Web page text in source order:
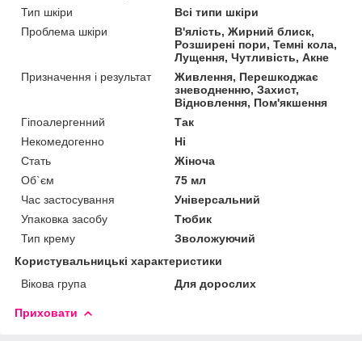
Тип шкіри
Всі типи шкіри
Проблема шкіри
В'ялість, Жирний блиск,
Розширені пори, Темні кола,
Лущення, Чутливість, Акне
Призначення і результат
Живлення, Перешкоджає
зневодненню, Захист,
Відновлення, Пом'якшення
Гіпоалергенний
Так
Некомедогенно
Ні
Стать
Жіноча
Об`єм
75 мл
Час застосування
Універсальний
Упаковка засобу
Тюбик
Тип крему
Зволожуючий
Користувальницькі характеристики
Вікова група
Для дорослих
Приховати